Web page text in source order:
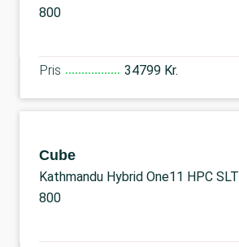
800
Pris 34799 Kr.
Cube
Kathmandu Hybrid One11 HPC SLT
800